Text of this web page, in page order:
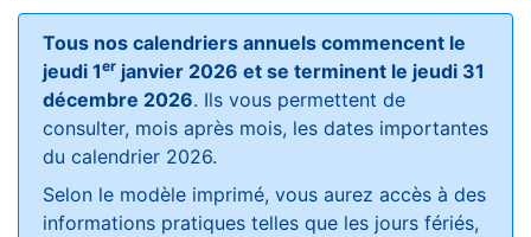
Tous nos calendriers annuels commencent le
jeudi 1er janvier 2026 et se terminent le jeudi 31
décembre 2026. Ils vous permettent de
consulter, mois après mois, les dates importantes
du calendrier 2026.
Selon le modèle imprimé, vous aurez accès à des
informations pratiques telles que les jours fériés,